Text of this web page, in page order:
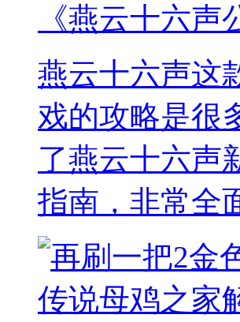
《燕云十六
燕云十六声这
戏的攻略是很
了燕云十六声
指南，非常全